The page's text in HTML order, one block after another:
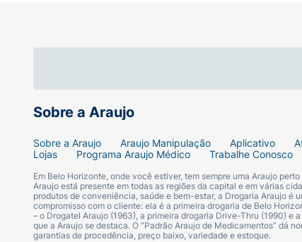
Sobre a Araujo
Sobre a Araujo Araujo Manipulação Aplicativo
Lojas
Programa Araujo Médico Trabalhe Conosco
Em Belo Horizonte, onde você estiver, tem sempre uma Araujo
Araujo está presente em todas as regiões da capital e em várias
produtos de conveniência, saúde e bem-estar, a Drogaria Araujo é
compromisso com o cliente: ela é a primeira drogaria de Belo
– o Drogatel Araujo (1963), a primeira drogaria Drive-Thru (1990) e
que a Araujo se destaca. O “Padrão Araujo de Medicamentos” dá
garantias de procedência, preço baixo, variedade e estoque.